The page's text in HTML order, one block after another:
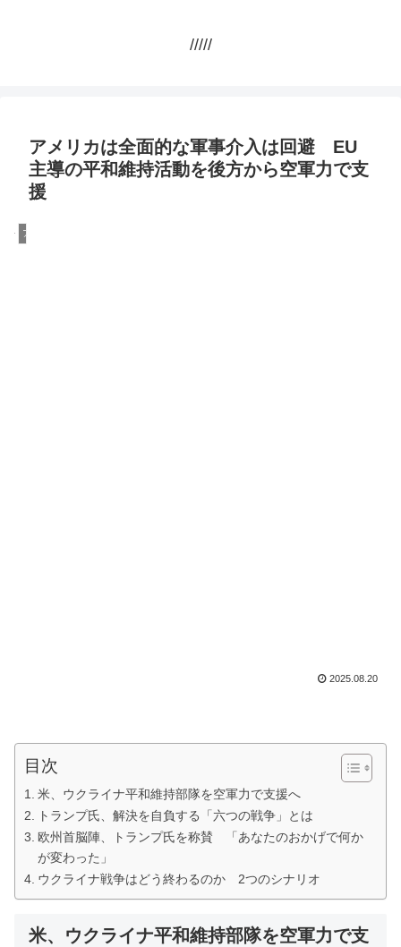
/////
アメリカは全面的な軍事介入は回避 EU
主導の平和維持活動を後方から空軍力で支
援
アメリカ
2025.08.20
目次
米、ウクライナ平和維持部隊を空軍力で支援へ
トランプ氏、解決を自負する「六つの戦争」とは
欧州首脳陣、トランプ氏を称賛 「あなたのおかげで何か
が変わった」
ウクライナ戦争はどう終わるのか 2つのシナリオ
米、ウクライナ平和維持部隊を空軍力で支